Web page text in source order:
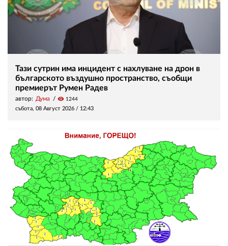
Тази сутрин има инцидент с нахлуване на дрон в
българското въздушно пространство, съобщи
премиерът Румен Радев
автор: Дума visibility 1244
събота, 08 Август 2026 / 12:43